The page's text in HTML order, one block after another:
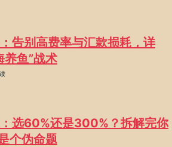
告别高费率与汇款损耗，详
养鱼”战术
选60%还是300%？拆解完你
个伪命题